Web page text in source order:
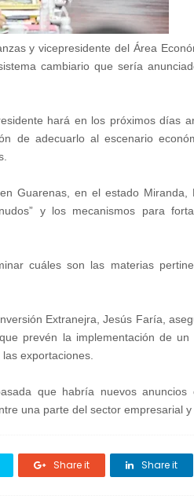
y vicepresidente del Área
cambiario que sería
hará en los próximos días
de adecuarlo al escenario
Guarenas, en el estado Miranda,
y los mecanismos para
cuáles son las materias
Extranejra, Jesús Faría,
prevén la implementación de un
exportaciones.
que habría nuevos anuncios
una parte del sector empresarial y
Share it Share it